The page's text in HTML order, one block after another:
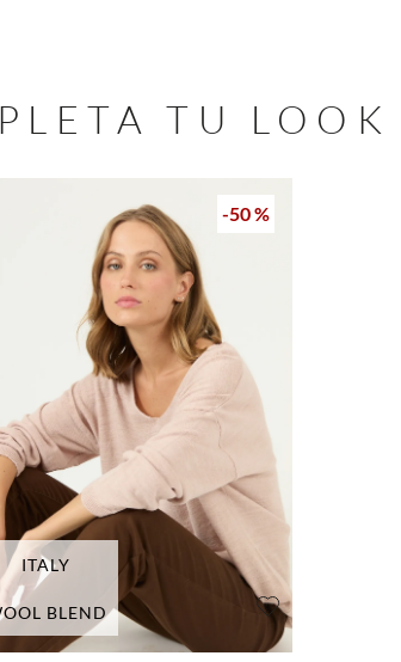
TU LOOK
-50 %
ITALY
BLEND